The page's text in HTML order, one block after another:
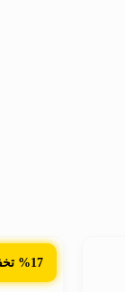
%17 تخفیف!